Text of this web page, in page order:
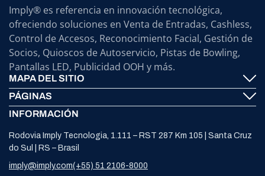
Imply® es referencia en innovación tecnológica,
ofreciendo soluciones en Venta de Entradas, Cashless,
Control de Accesos, Reconocimiento Facial, Gestión de
Socios, Quioscos de Autoservicio, Pistas de Bowling,
Pantallas LED, Publicidad OOH y más.
MAPA DEL SITIO
Imply® Tecnología
Self Service ATMS
Bowling
PÁGINAS
Contáctenos
Soporte
INFORMACIÓN
Rodovia Imply Tecnologia, 1.111 – RST 287 Km 105 | Santa Cruz
do Sul | RS – Brasil
imply@imply.com(+55) 51 2106-8000